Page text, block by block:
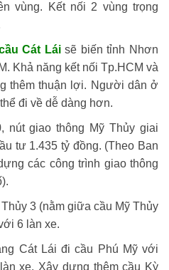
vùng. Kết nối 2 vùng trọng
Cát Láisẽ biến tỉnh Nhơn
Khả năng kết nối Tp.HCM và
thêm thuận lợi. Người dân ở
đi về dễ dàng hơn.
nút giao thông Mỹ Thủy giai
tư 1.435 tỷ đồng. (Theo Ban
các công trình giao thông
3 (nằm giữa cầu Mỹ Thủy
6 làn xe.
Cát Lái đi cầu Phú Mỹ với
xe. Xây dựng thêm cầu Kỳ